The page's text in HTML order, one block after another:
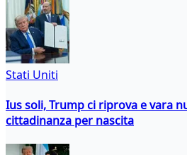
Stati Uniti
Ius soli, Trump ci riprova e vara
cittadinanza per nascita